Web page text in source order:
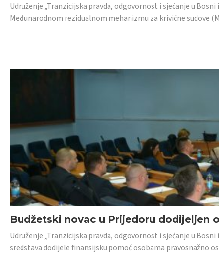
Udruženje „Tranzicijska pravda, odgovornost i sjećanje u
Međunarodnom rezidualnom mehanizmu za krivične sudove
Budžetski novac u Prijedoru dodijeljen
Udruženje „Tranzicijska pravda, odgovornost i sjećanje u
sredstava dodijele finansijsku pomoć osobama pravosnažno